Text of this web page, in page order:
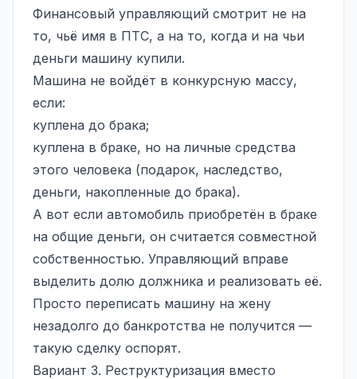
Финансовый управляющий смотрит не на
то, чьё имя в ПТС, а на то, когда и на чьи
деньги машину купили.
Машина не войдёт в конкурсную массу,
если:
куплена до брака;
куплена в браке, но на личные средства
этого человека (подарок, наследство,
деньги, накопленные до брака).
А вот если автомобиль приобретён в браке
на общие деньги, он считается совместной
собственностью. Управляющий вправе
выделить долю должника и реализовать её.
Просто переписать машину на жену
незадолго до банкротства не получится —
такую сделку оспорят.
Вариант 3. Реструктуризация вместо